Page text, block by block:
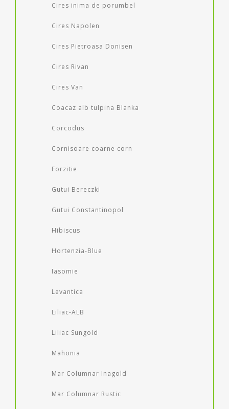
Cires inima de porumbel
Cires Napolen
Cires Pietroasa Donisen
Cires Rivan
Cires Van
Coacaz alb tulpina Blanka
Corcodus
Cornisoare coarne corn
Forzitie
Gutui Bereczki
Gutui Constantinopol
Hibiscus
Hortenzia-Blue
Iasomie
Levantica
Liliac-ALB
Liliac Sungold
Mahonia
Mar Columnar Inagold
Mar Columnar Rustic